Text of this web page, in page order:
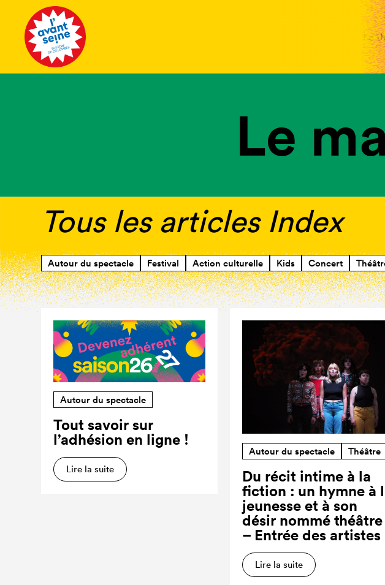
Le
Le
Tous les articles Index
Autour du spectacle Festival Action culturelle Kids Concert
Autour du spectacle
Tout savoir sur
l’adhésion en ligne !
Lire la suite
Autour du spectacle Théâtre
Du récit intime à la
fiction : un hymne à
jeunesse et à son
désir nommé théâtre
– Entrée des artistes
Lire la suite